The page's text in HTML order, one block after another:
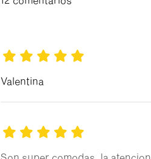
Valentina